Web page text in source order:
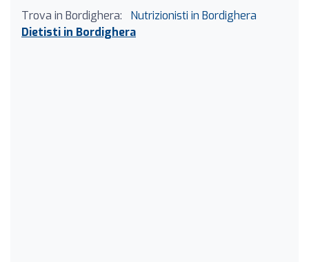
Trova in Bordighera:
Nutrizionisti in Bordighera
Dietisti in Bordighera